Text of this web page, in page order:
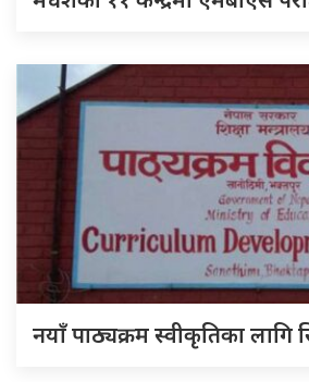
नयाँ पाठ्यक्रम स्वीकृतिका लागि